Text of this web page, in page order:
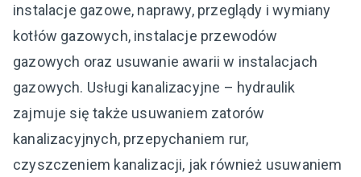
instalacje gazowe, naprawy, przeglądy i wymiany
kotłów gazowych, instalacje przewodów
gazowych oraz usuwanie awarii w instalacjach
gazowych. Usługi kanalizacyjne – hydraulik
zajmuje się także usuwaniem zatorów
kanalizacyjnych, przepychaniem rur,
czyszczeniem kanalizacji, jak również usuwaniem